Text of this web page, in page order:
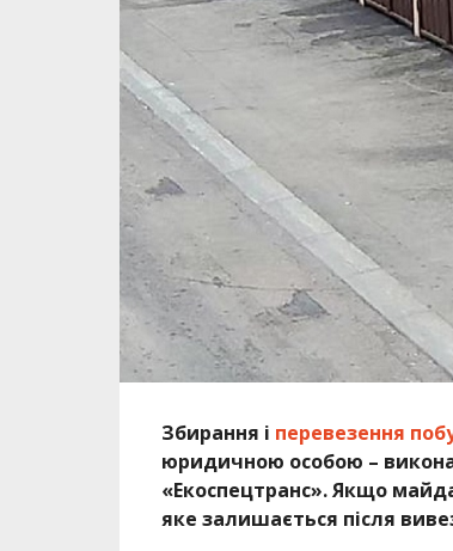
Збирання і перевезення
юридичною особою –
«Екоспецтранс». Якщо
яке залишається після